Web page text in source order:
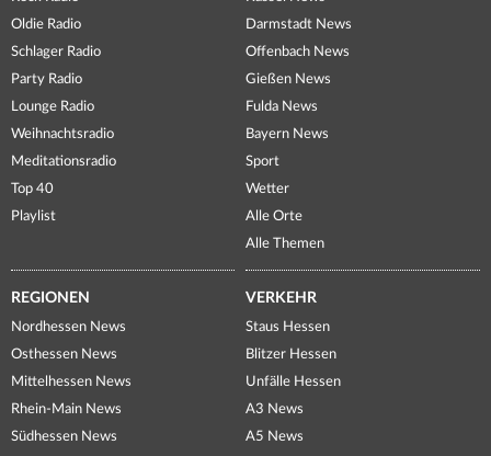
Oldie Radio
Schlager Radio
Party Radio
Lounge Radio
Weihnachtsradio
Meditationsradio
Top 40
Playlist
Darmstadt News
Offenbach News
Gießen News
Fulda News
Bayern News
Sport
Wetter
Alle Orte
Alle Themen
REGIONEN
Nordhessen News
Osthessen News
Mittelhessen News
Rhein-Main News
Südhessen News
VERKEHR
Staus Hessen
Blitzer Hessen
Unfälle Hessen
A3 News
A5 News